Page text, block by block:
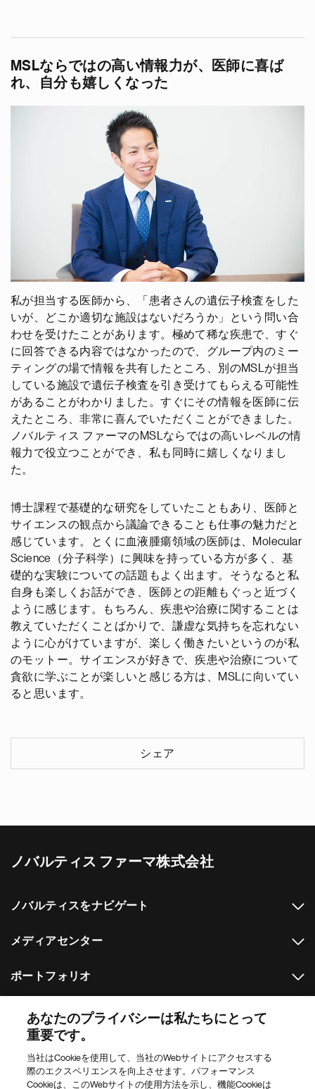
MSLならではの高い情報力が、医師に喜ば
れ、自分も嬉しくなった
私が担当する医師から、「患者さんの遺伝子検査をした
いが、どこか適切な施設はないだろうか」という問い合
わせを受けたことがあります。極めて稀な疾患で、すぐ
に回答できる内容ではなかったので、グループ内のミー
ティングの場で情報を共有したところ、別のMSLが担当
している施設で遺伝子検査を引き受けてもらえる可能性
があることがわかりました。すぐにその情報を医師に伝
えたところ、非常に喜んでいただくことができました。
ノバルティス ファーマのMSLならではの高いレベルの情
報力で役立つことができ、私も同時に嬉しくなりまし
た。
博士課程で基礎的な研究をしていたこともあり、医師と
サイエンスの観点から議論できることも仕事の魅力だと
感じています。とくに血液腫瘍領域の医師は、Molecular
Science（分子科学）に興味を持っている方が多く、基
礎的な実験についての話題もよく出ます。そうなると私
自身も楽しくお話ができ、医師との距離もぐっと近づく
ように感じます。もちろん、疾患や治療に関することは
教えていただくことばかりで、謙虚な気持ちを忘れない
ように心がけていますが、楽しく働きたいというのが私
のモットー。サイエンスが好きで、疾患や治療について
貪欲に学ぶことが楽しいと感じる方は、MSLに向いてい
ると思います。
シェア
ノバルティス ファーマ株式会社
ノバルティスをナビゲート
メディアセンター
ポートフォリオ
その他のノバルティスのウェブサイト
Footer Site Search
あなたのプライバシーは私たちにとって
重要です。
当社はCookieを使用して、当社のWebサイトにアクセスする
際のエクスペリエンスを向上させます。パフォーマンス
Cookieは、このWebサイトの使用方法を示し、機能Cookieは